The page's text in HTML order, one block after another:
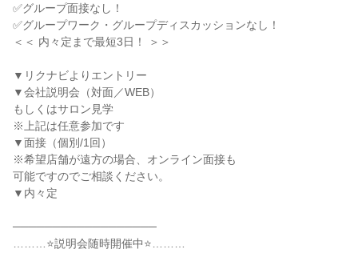
✅グループ面接なし！
✅グループワーク・グループディスカッションなし！
＜＜ 内々定まで最短3日！ ＞＞
▼リクナビよりエントリー
▼会社説明会（対面／WEB）
もしくはサロン見学
※上記は任意参加です
▼面接（個別/1回）
※希望店舗が遠方の場合、オンライン面接も
可能ですのでご相談ください。
▼内々定
──────────────────
………⭐説明会随時開催中⭐………